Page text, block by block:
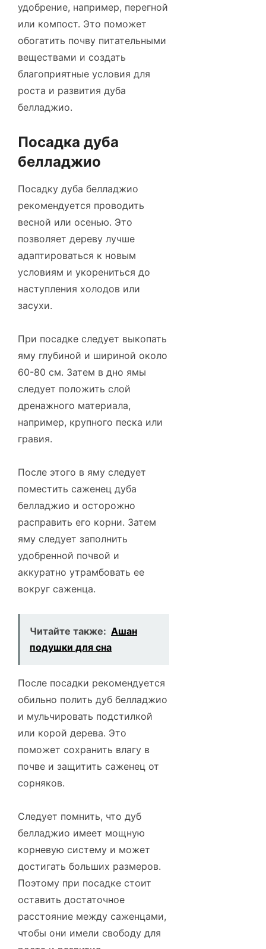
удобрение, например, перегной
или компост. Это поможет
обогатить почву питательными
веществами и создать
благоприятные условия для
роста и развития дуба
белладжио.
Посадка дуба
белладжио
Посадку дуба белладжио
рекомендуется проводить
весной или осенью. Это
позволяет дереву лучше
адаптироваться к новым
условиям и укорениться до
наступления холодов или
засухи.
При посадке следует выкопать
яму глубиной и шириной около
60-80 см. Затем в дно ямы
следует положить слой
дренажного материала,
например, крупного песка или
гравия.
После этого в яму следует
поместить саженец дуба
белладжио и осторожно
расправить его корни. Затем
яму следует заполнить
удобренной почвой и
аккуратно утрамбовать ее
вокруг саженца.
Читайте также: Ашан
подушки для сна
После посадки рекомендуется
обильно полить дуб белладжио
и мульчировать подстилкой
или корой дерева. Это
поможет сохранить влагу в
почве и защитить саженец от
сорняков.
Следует помнить, что дуб
белладжио имеет мощную
корневую систему и может
достигать больших размеров.
Поэтому при посадке стоит
оставить достаточное
расстояние между саженцами,
чтобы они имели свободу для